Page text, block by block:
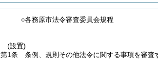
○各務原市法令審査委員会規程
(設置)
第1条
条例、規則その他法令に関する事項を審査